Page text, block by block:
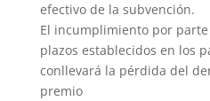
efectivo de la subvención.
El incumplimiento por
plazos establecidos en los
conllevará la pérdida del
premio